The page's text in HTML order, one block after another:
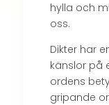
hylla och
oss.
Dikter har
känslor på
ordens
gripande